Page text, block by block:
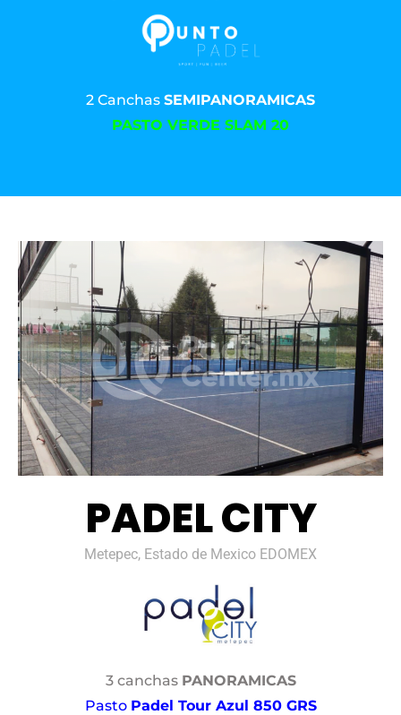
2 Canchas SEMIPANORAMICAS
PASTO VERDE SLAM 20
PADEL CITY
Metepec, Estado de Mexico EDOMEX
3 canchas PANORAMICAS
Pasto Padel Tour Azul 850 GRS